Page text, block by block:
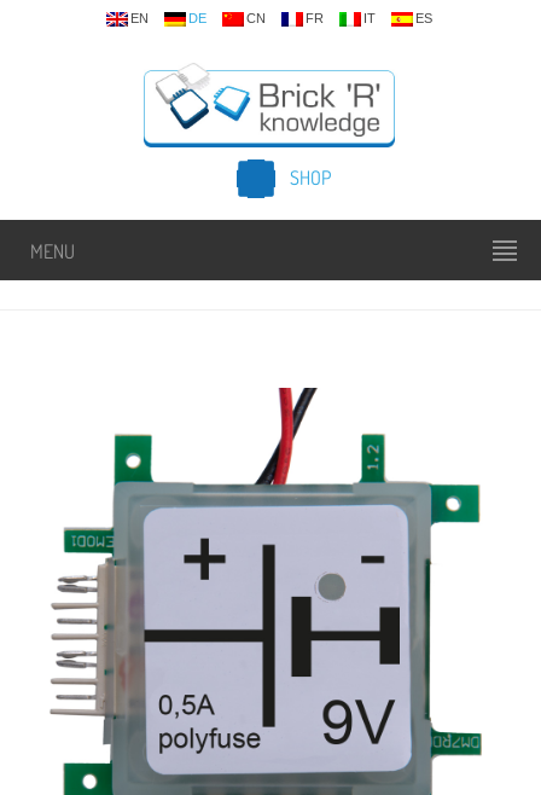
EN DE CN FR IT ES
SHOP
MENU